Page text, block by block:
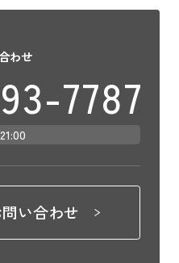
わせ
7787
い合わせ